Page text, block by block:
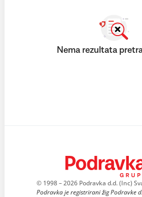
Nema rezultata
© 1998 – 2026 Podravka d.d. (Inc)
Podravka je registrirani žig Podravke